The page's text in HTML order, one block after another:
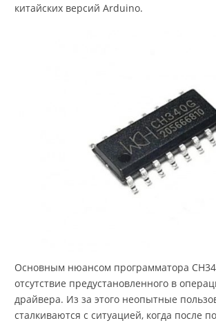
китайских версий Arduino.
Основным нюансом программатора
отсутствие предустановленного в
драйвера. Из за этого неопытные
сталкиваются с ситуацией, когда после